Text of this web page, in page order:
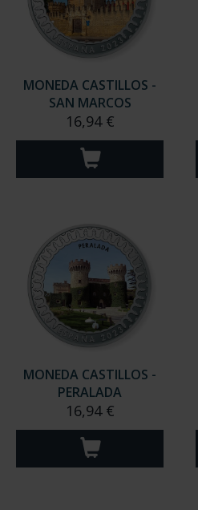
MONEDA CASTILLOS -
SAN MARCOS
16,94 €
MONEDA CASTILLOS -
PERALADA
16,94 €